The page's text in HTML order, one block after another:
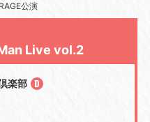
公演
Live vol.2
楽部